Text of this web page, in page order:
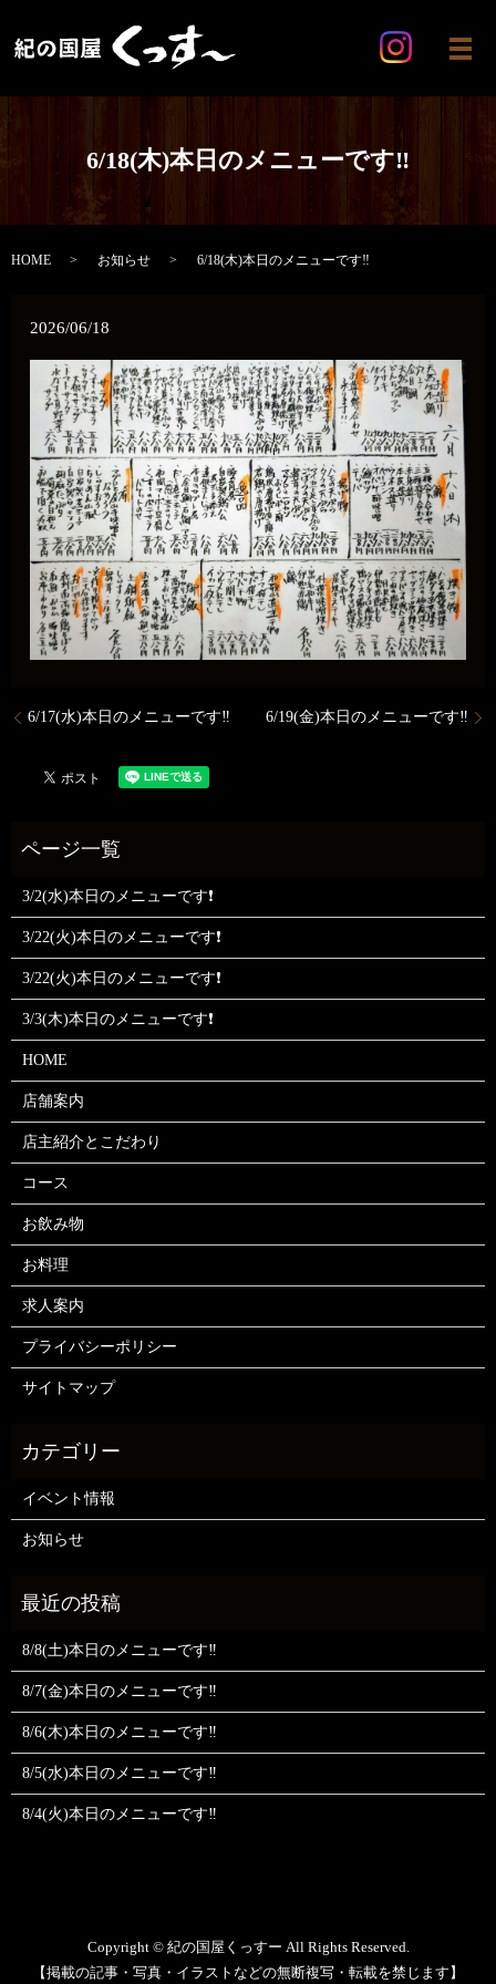
メ
6/18(木)本日のメニューです‼️
HOME お知らせ 6/18(木)本日のメニューです‼️
2026/06/18
6/17(水)本日のメニューです‼️ 6/19(金)本日のメニューです‼️
3/2(水)本日のメニューです❗
3/22(火)本日のメニューです❗
3/22(火)本日のメニューです❗
3/3(木)本日のメニューです❗
HOME
店舗案内
店主紹介とこだわり
コース
お飲み物
お料理
求人案内
プライバシーポリシー
サイトマップ
イベント情報
お知らせ
8/8(土)本日のメニューです‼️
8/7(金)本日のメニューです‼️
8/6(木)本日のメニューです‼️
8/5(水)本日のメニューです‼️
8/4(火)本日のメニューです‼️
Copyright © 紀の国屋くっすー All Rights Reserved.
【掲載の記事・写真・イラストなどの無断複写・転載を禁じます】